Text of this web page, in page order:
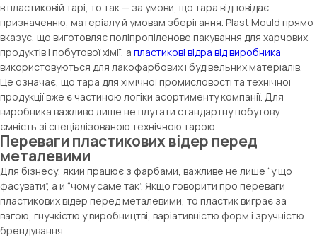
в пластиковій тарі, то так — за умови, що тара відповідає
призначенню, матеріалу й умовам зберігання. Plast Mould прямо
вказує, що виготовляє поліпропіленове пакування для харчових
продуктів і побутової хімії, а пластикові відра від виробника
використовуються для лакофарбових і будівельних матеріалів.
Це означає, що тара для хімічної промисловості та технічної
продукції вже є частиною логіки асортименту компанії. Для
виробника важливо лише не плутати стандартну побутову
ємність зі спеціалізованою технічною тарою.
Переваги пластикових відер перед
металевими
Для бізнесу, який працює з фарбами, важливе не лише “у що
фасувати”, а й “чому саме так”. Якщо говорити про переваги
пластикових відер перед металевими, то пластик виграє за
вагою, гнучкістю у виробництві, варіативністю форм і зручністю
брендування.